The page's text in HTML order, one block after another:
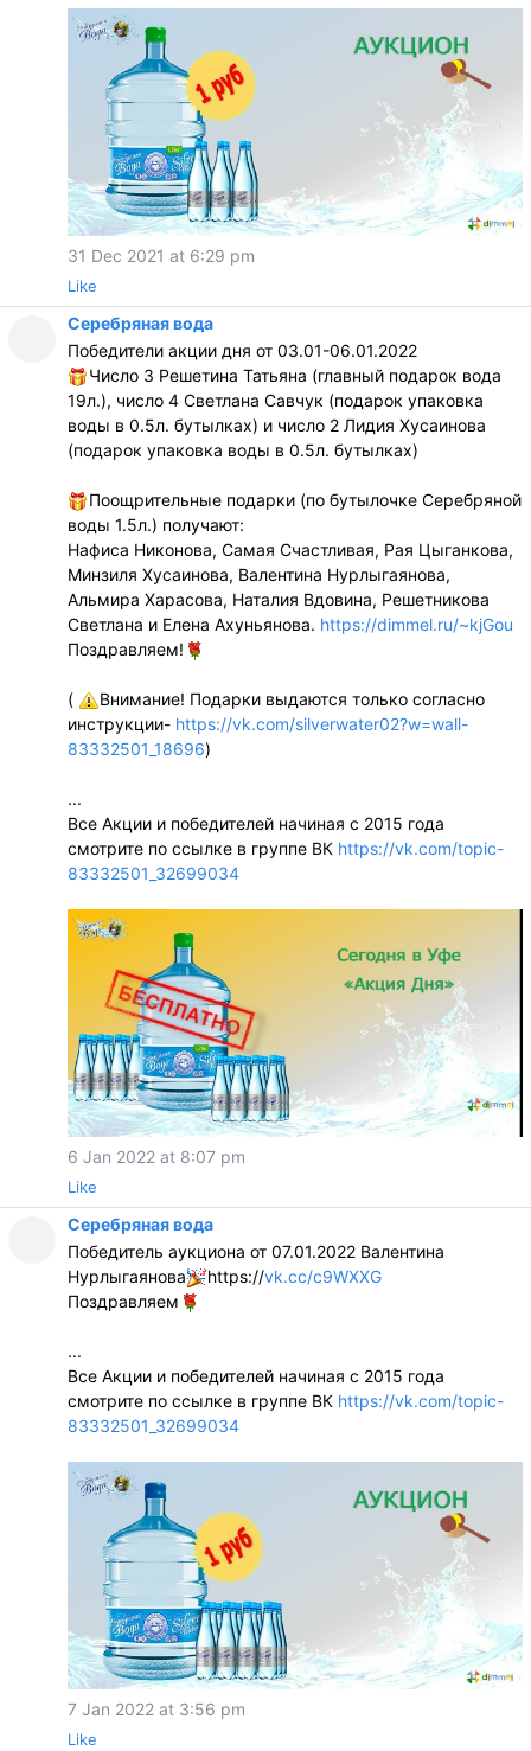
31 Dec 2021 at 6:29 pm
Like
Серебряная вода
Победители акции дня от 03.01-06.01.2022
Число 3 Решетина Татьяна (главный подарок вода
19л.), число 4 Светлана Савчук (подарок упаковка
воды в 0.5л. бутылках) и число 2 Лидия Хусаинова
(подарок упаковка воды в 0.5л. бутылках)
Поощрительные подарки (по бутылочке Серебряной
воды 1.5л.) получают:
Нафиса Никонова, Самая Счастливая, Рая Цыганкова,
Минзиля Хусаинова, Валентина Нурлыгаянова,
Альмира Харасова, Наталия Вдовина, Решетникова
Светлана и Елена Ахуньянова. https://dimmel.ru/~kjGou
Поздравляем!
(
Внимание! Подарки выдаются только согласно
инструкции- https://vk.com/silverwater02?w=wall-
83332501_18696)
...
Все Акции и победителей начиная с 2015 года
смотрите по ссылке в группе ВК https://vk.com/topic-
83332501_32699034
6 Jan 2022 at 8:07 pm
Like
Серебряная вода
Победитель аукциона от 07.01.2022 Валентина
Нурлыгаянова
https://vk.cc/c9WXXG
Поздравляем
...
Все Акции и победителей начиная с 2015 года
смотрите по ссылке в группе ВК https://vk.com/topic-
83332501_32699034
7 Jan 2022 at 3:56 pm
Like